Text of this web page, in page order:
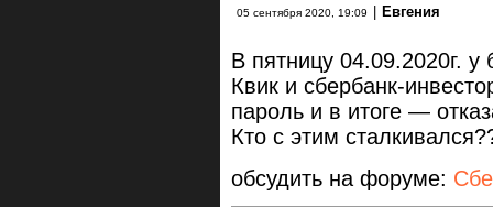
05 сентября 2020, 19:09 Евгения
В пятницу 04.09.2020г.
Квик и сбербанк-
пароль и в итоге —
Кто с этим
обсудить на форуме: